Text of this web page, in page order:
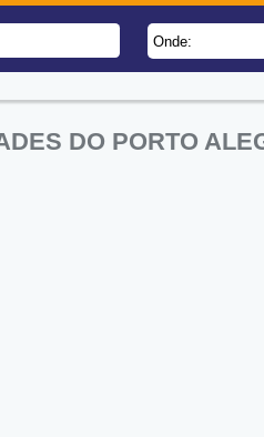
Onde:
DO PORTO